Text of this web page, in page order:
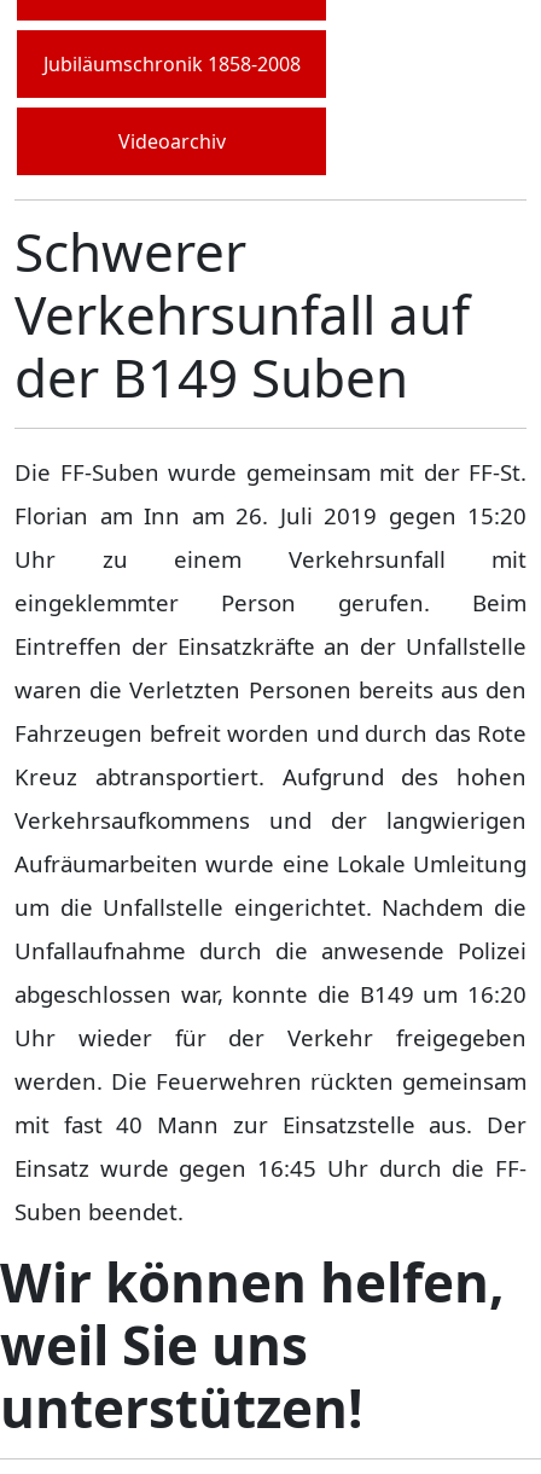
Jubiläumschronik 1858-2008
Videoarchiv
Schwerer
Verkehrsunfall auf
der B149 Suben
Die FF-Suben wurde gemeinsam mit der FF-St.
Florian am Inn am 26. Juli 2019 gegen 15:20
Uhr zu einem Verkehrsunfall mit
eingeklemmter Person gerufen. Beim
Eintreffen der Einsatzkräfte an der Unfallstelle
waren die Verletzten Personen bereits aus den
Fahrzeugen befreit worden und durch das Rote
Kreuz abtransportiert. Aufgrund des hohen
Verkehrsaufkommens und der langwierigen
Aufräumarbeiten wurde eine Lokale Umleitung
um die Unfallstelle eingerichtet. Nachdem die
Unfallaufnahme durch die anwesende Polizei
abgeschlossen war, konnte die B149 um 16:20
Uhr wieder für der Verkehr freigegeben
werden. Die Feuerwehren rückten gemeinsam
mit fast 40 Mann zur Einsatzstelle aus. Der
Einsatz wurde gegen 16:45 Uhr durch die FF-
Suben beendet.
Wir können helfen,
weil Sie uns
unterstützen!